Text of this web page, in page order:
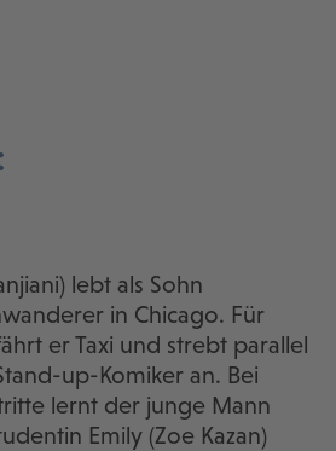
lebt als Sohn
in Chicago. Für
er Taxi und strebt parallel
up-Komiker an. Bei
lernt der junge Mann
Emily (Zoe Kazan)